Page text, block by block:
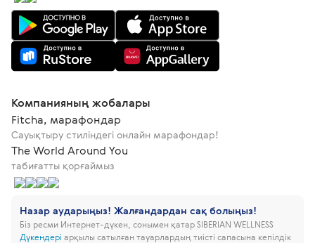
Компанияның жобалары
Fitcha, марафондар
Сауықтыру стиліндегі онлайн марафондар!
The World Around You
табиғатты қорғаймыз
Назар аударыңыз! Жалғандардан сақ болыңыз!
Біз ресми Интернет-дүкен, сонымен қатар SIBERIAN WELLNESS
Дүкендері арқылы сатылған тауарлардың тиісті сапасына кепілдік